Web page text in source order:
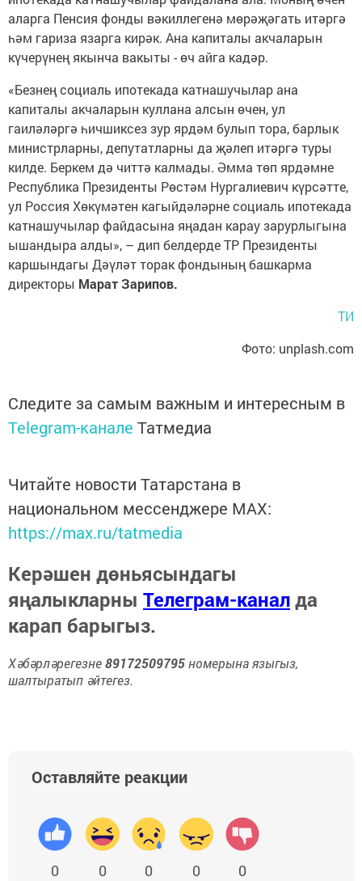
аларга Пенсия фонды вәкиллегенә мөрәҗәгать итәргә
һәм гариза язарга кирәк. Ана капиталы акчаларын
күчерүнең якынча вакыты - өч айга кадәр.
«Безнең социаль ипотекада катнашучылар ана
капиталы акчаларын куллана алсын өчен, ул
гаиләләргә һичшиксез зур ярдәм булып тора, барлык
министрларны, депутатларны да җәлеп итәргә туры
килде. Беркем дә читтә калмады. Әмма төп ярдәмне
Республика Президенты Рөстәм Нургалиевич күрсәтте,
ул Россия Хөкүмәтен кагыйдәләрне социаль ипотекада
катнашучылар файдасына яңадан карау зарурлыгына
ышандыра алды», – дип белдерде ТР Президенты
каршындагы Дәүләт торак фондының башкарма
директоры Марат Зарипов.
ТИ
Фото: unplash.com
Следите за самым важным и интересным в
Telegram-канале Татмедиа
Читайте новости Татарстана в
национальном мессенджере MАХ:
https://max.ru/tatmedia
Керәшен дөньясындагы
яңалыкларны Телеграм-каналда
карап барыгыз.
Хәбәрләрегезне89172509795номерына языгыз,
шалтыратып әйтегез.
Оставляйте реакции
0 0 0 0 0